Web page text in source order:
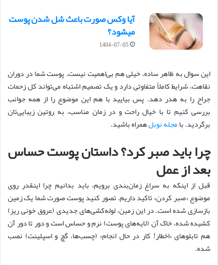
آیا وکس صورت باعث شل شدن پوست
میشود؟
1404-07-05
این سوال به ظاهر ساده، خیلی هم بی‌اهمیت نیست. پوست شما در دوران
نقاهت، شرایط کاملاً متفاوتی دارد و یک تصمیم اشتباه می‌تواند کل زحمات
جراح را به هدر دهد. پس بیایید با هم این موضوع را از همه جوانب
بررسی کنیم تا با خیال راحت و در زمان مناسب، به روتین زیبایی‌تان
برگردید. بامجله نوبلهمراه باشید.
چرا باید صبر کرد؟ داستان پوست حساس
بعد از عمل
قبل از اینکه به سراغ زمان‌بندی برویم، باید بدانیم چرا اینقدر روی
موضوع «صبر کردن» تاکید داریم. تصور کنید پوست صورت شما یک زمین
بازسازی شده است. در این زمین، لوله‌کشی‌های جدیدی (عروق خونی ریز)
کشیده شده، خاک آن (لایه‌های پوست) نرم و حساس است و دور تا دور آن
هم تابلوهای «اخطار! کار در حال انجام» (چسب‌ها، گچ و اسپلینت) نصب
شده.